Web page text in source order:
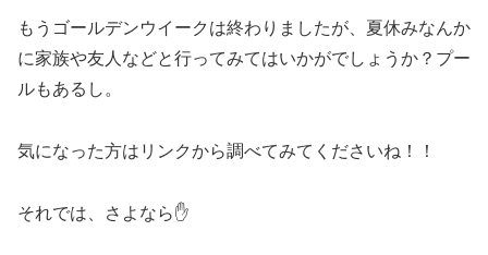
もうゴールデンウイークは終わりましたが、夏休みなんか
に家族や友人などと行ってみてはいかがでしょうか？プー
ルもあるし。
気になった方はリンクから調べてみてくださいね！！
それでは、さよなら✋